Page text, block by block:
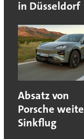
in Düsseldorf
Absatz von
Porsche
Sinkflug